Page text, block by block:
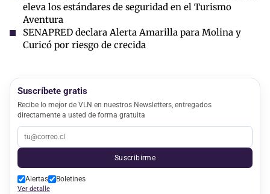
eleva los estándares de seguridad en el Turismo
Aventura
SENAPRED declara Alerta Amarilla para Molina y
Curicó por riesgo de crecida
Suscríbete gratis
Recibe lo mejor de VLN en nuestros Newsletters, entregados
directamente a usted de forma gratuita
Suscribirme
Alertas Boletines
Ver detalle